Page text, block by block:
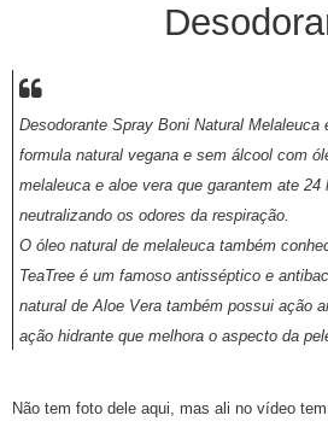
Desodorante Spray Boni Natural Melaleuca
formula natural vegana e sem álcool com
melaleuca e aloe vera que garantem ate 24
neutralizando os odores da respiração.
O óleo natural de melaleuca também
TeaTree é um famoso antisséptico e
natural de Aloe Vera também possui ação
ação hidrante que melhora o aspecto da
Não tem foto dele aqui, mas ali no vídeo